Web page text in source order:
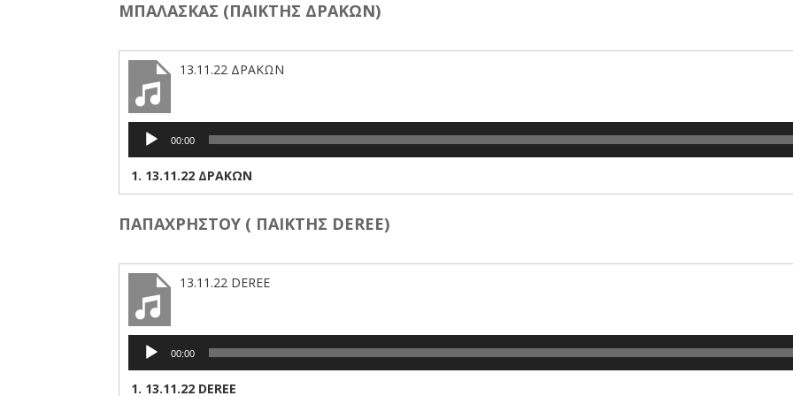
ΜΠΑΛΑΣΚΑΣ (ΠΑΙΚΤΗΣ ΔΡΑΚΩΝ)
13.11.22 ΔΡΑΚΩΝ
Πρόγραμμα
Αναπαραγωγής
Ήχου
00:00
1. 13.11.22 ΔΡΑΚΩΝ
ΠΑΠΑΧΡΗΣΤΟΥ ( ΠΑΙΚΤΗΣ DEREE)
13.11.22 DEREE
Πρόγραμμα
Αναπαραγωγής
Ήχου
00:00
1. 13.11.22 DEREE